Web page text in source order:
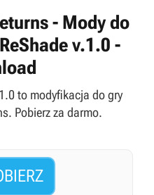
- Mody do
v.1.0 -
to modyfikacja do gry
Pobierz za darmo.